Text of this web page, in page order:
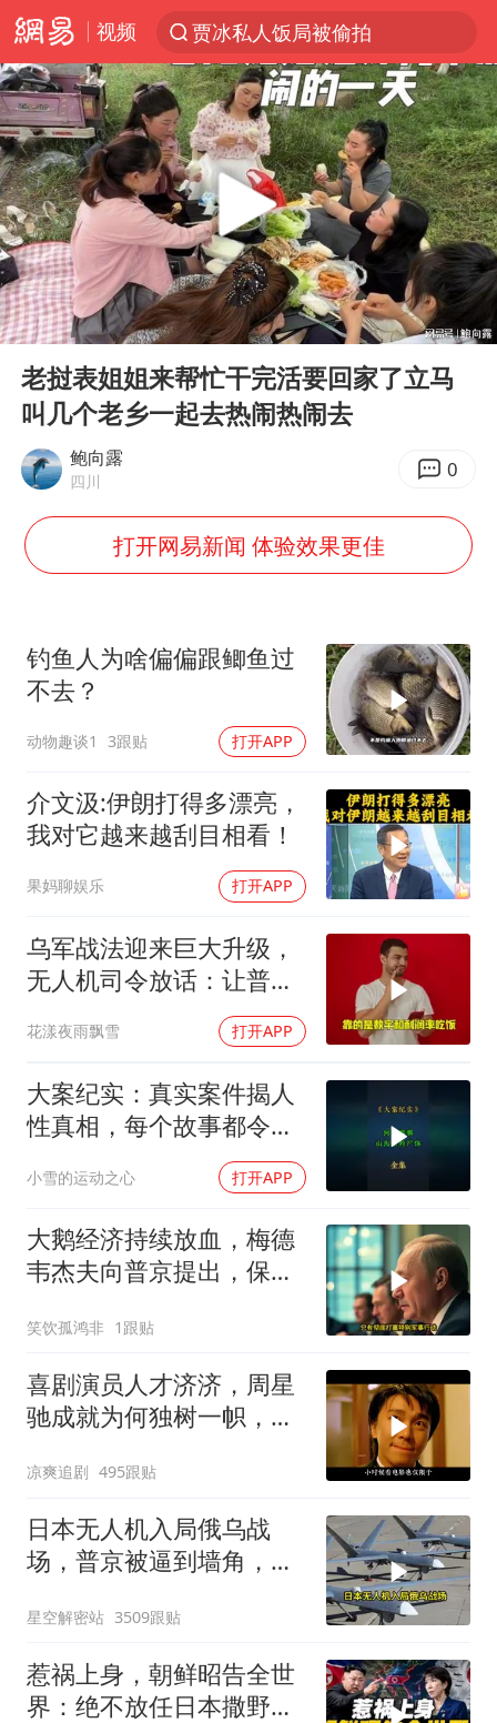
视频
贾冰私人饭局被偷拍
台风“白海豚”登陆 各地各部门全力应对
奥沙利文晋级斯诺克中国公开赛16强
路虎卫士110 HSE限时降价
我国发现稀散金属独立新矿物——乌斯河锗矿
上海鼓励居家办公
部分银行上调存款利率
小沈阳加盟《披荆斩棘》
朱一龙的鼻子怎么了
4.2平卫生间补漏注胶花1.55万
周星驰妈妈现身香港首映礼
湖北启动重大气象灾害三级应急响应
费大厨口号更改 不再宣传小炒肉大王
56岁刘奕君跟13岁女儿合跳
从科技创新看开局起步的时与势
Play
00:00 07:44
老挝表姐姐来帮忙干完活要回家了立马
叫几个老乡一起去热闹热闹去
鲍向露
四川 0
打开网易新闻 体验效果更佳
钓鱼人为啥偏偏跟鲫鱼过
不去？
动物趣谈1 3跟贴 打开APP
介文汲:伊朗打得多漂亮，
我对它越来越刮目相看！
果妈聊娱乐 打开APP
乌军战法迎来巨大升级，
无人机司令放话：让普京
花漾夜雨飘雪 打开APP
大案纪实：真实案件揭人
性真相，每个故事都令人
小雪的运动之心 打开APP
大鹅经济持续放血，梅德
韦杰夫向普京提出，保住
笑饮孤鸿非 1跟贴
喜剧演员人才济济，周星
驰成就为何独树一帜，他
凉爽追剧 495跟贴
日本无人机入局俄乌战
场，普京被逼到墙角，这
星空解密站 3509跟贴
惹祸上身，朝鲜昭告全世
界：绝不放任日本撒野！